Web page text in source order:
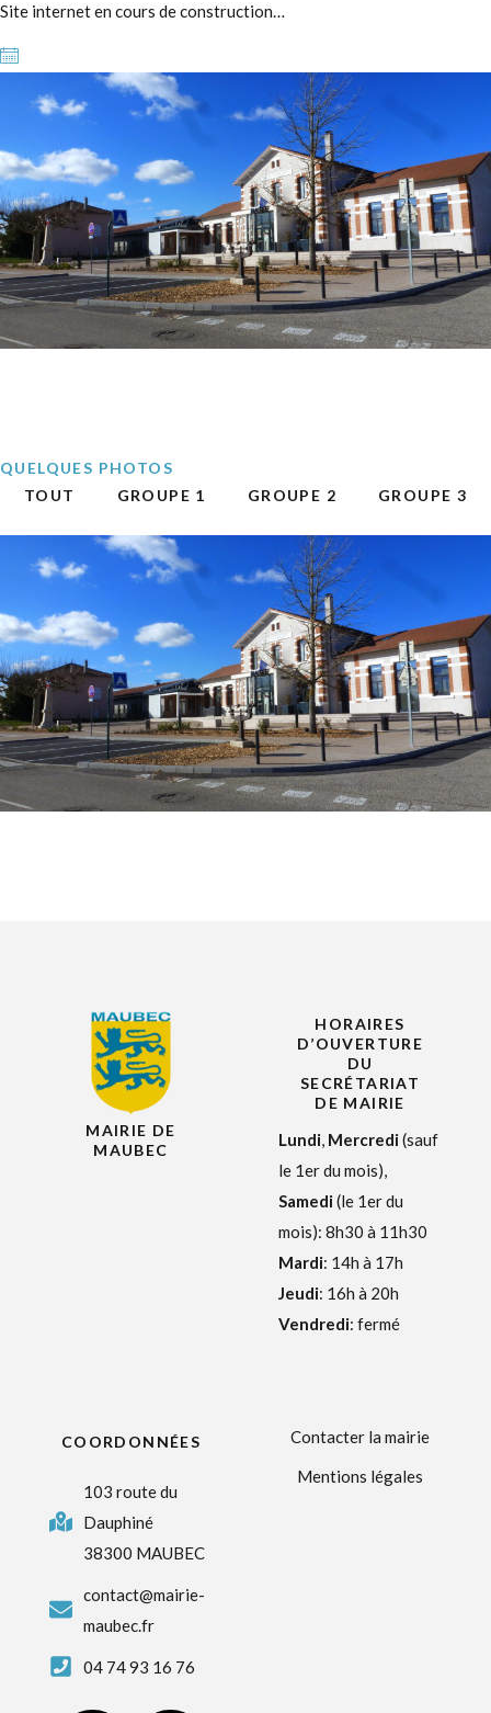
Site internet en cours de construction…
QUELQUES PHOTOS
TOUT
GROUPE 1 GROUPE 2 GROUPE 3
MAIRIE DE
MAUBEC
HORAIRES
D’OUVERTURE
DU
SECRÉTARIAT
DE MAIRIE
Lundi, Mercredi(sauf
le 1er du mois),
Samedi(le 1er du
mois): 8h30 à 11h30
Mardi: 14h à 17h
Jeudi: 16h à 20h
Vendredi: fermé
COORDONNÉES
103 route du
Dauphiné
38300 MAUBEC
contact@mairie-
maubec.fr
04 74 93 16 76
Contacter la mairie
Mentions légales